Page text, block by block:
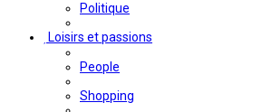
Politique
Loisirs et passions
People
Shopping